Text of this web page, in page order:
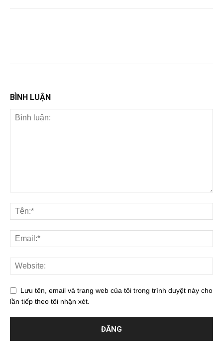
BÌNH LUẬN
Lưu tên, email và trang web của tôi trong trình duyệt này cho
lần tiếp theo tôi nhận xét.